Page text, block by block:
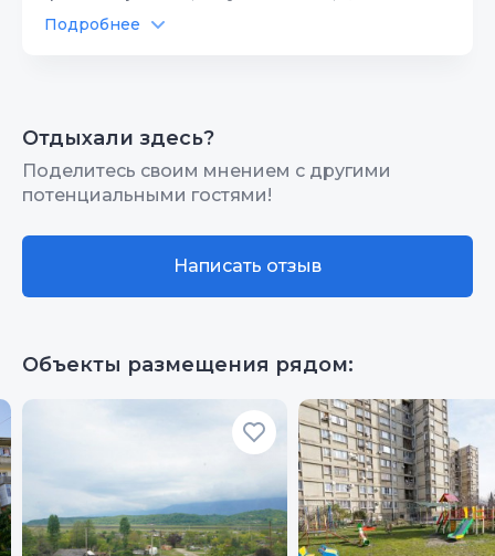
устроила. Жили на 14 этаже, высоковато,
но лифт есть и преимущество красивый
Цена/Качество
Расположение
Качество сна 10
Звукоизоляция 10
4
Подробнее
Отдыхали здесь?
Поделитесь своим мнением с другими
потенциальными гостями!
Написать отзыв
Объекты размещения рядом: